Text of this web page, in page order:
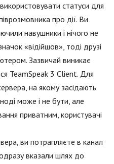
статуси для
про дії. Ви
навушники і нічого не
«відійшов», тоді друзі
Зазвичай виникає
TeamSpeak 3 Client. Для
на якому засідають
може і не бути, але
приватним, користувачі
ви потрапляєте в канал
вказали шлях до